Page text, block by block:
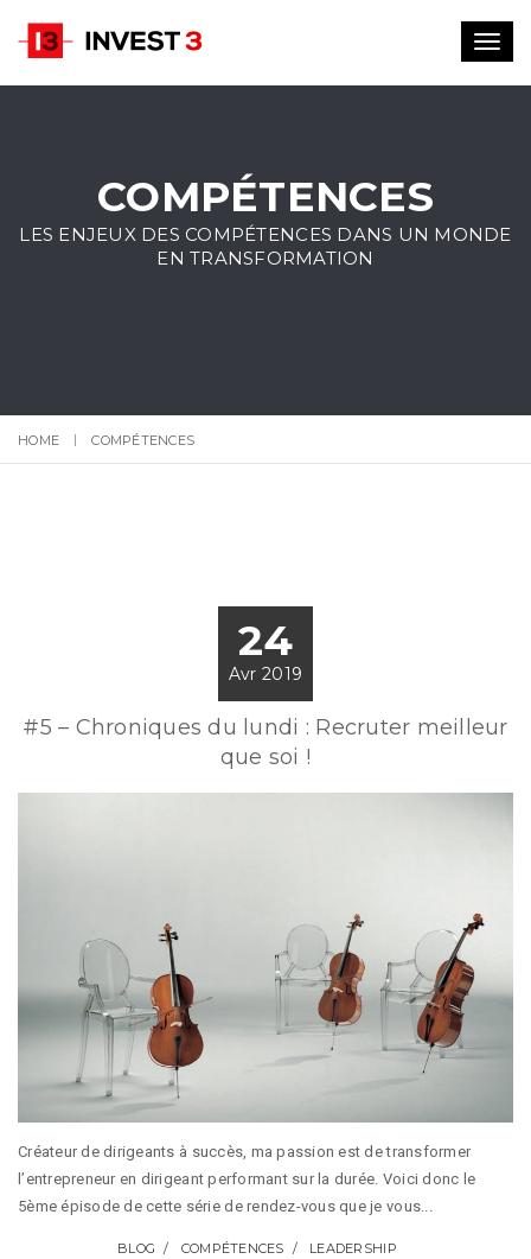
COMPÉTENCES
LES ENJEUX DES COMPÉTENCES DANS UN MONDE
EN TRANSFORMATION
HOME COMPÉTENCES
24
Avr 2019
#5 – Chroniques du lundi : Recruter meilleur
que soi !
Créateur de dirigeants à succès, ma passion est de transformer
l’entrepreneur en dirigeant performant sur la durée. Voici donc le
5ème épisode de cette série de rendez-vous que je vous...
BLOG COMPÉTENCES LEADERSHIP